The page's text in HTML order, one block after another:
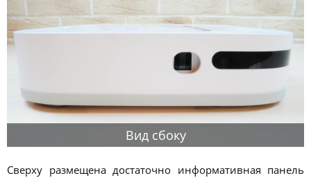
Вид сбоку
Сверху размещена достаточно информативная панель